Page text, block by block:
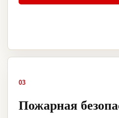
03
Пожарная